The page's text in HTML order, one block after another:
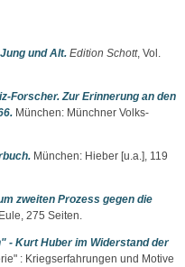
und Alt. Edition Schott, Vol.
Forscher. Zur Erinnerung an den
München: Münchner Volks-
München: Hieber [u.a.], 119
zweiten Prozess gegen die
275 Seiten.
- Kurt Huber im Widerstand der
: Kriegserfahrungen und Motive